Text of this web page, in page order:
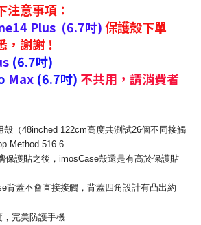
注意事項：
Plus (6.7吋)保護殼下單
，謝謝！
(6.7吋)
Max (6.7吋) 不共用，請消費者
殼（48inched 122cm高度共測試26個不同接觸
Method 516.6
保護貼之後，imosCase殼還是有高於保護貼
背蓋不會直接接觸，背蓋四角設計有凸出約
完美防護手機